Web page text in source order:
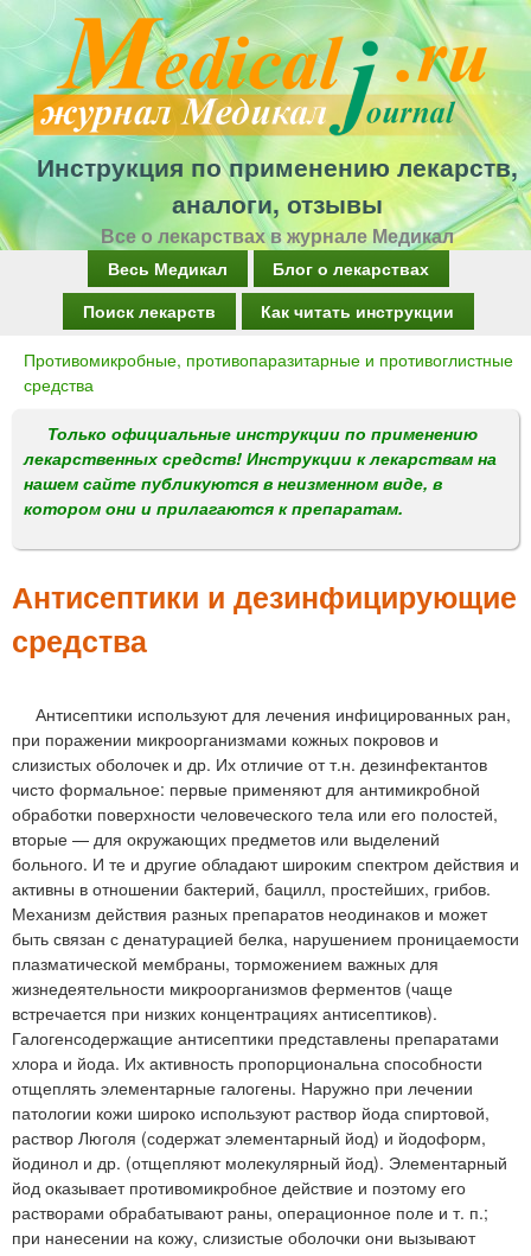
Перейти
к
основному
содержанию
Инструкция по применению лекарств,
аналоги, отзывы
Все о лекарствах в журнале Медикал
а
в
о
е
н
ю
Весь Медикал
Блог о лекарствах
Поиск лекарств
Как читать инструкции
Вы
Противомикробные, противопаразитарные и противоглистные
средства
Только официальные инструкции по применению
лекарственных средств! Инструкции к лекарствам на
нашем сайте публикуются в неизменном виде, в
котором они и прилагаются к препаратам.
Антисептики и дезинфицирующие
средства
Антисептики используют для лечения инфицированных ран,
при поражении микроорганизмами кожных покровов и
слизистых оболочек и др. Их отличие от т.н. дезинфектантов
чисто формальное: первые применяют для антимикробной
обработки поверхности человеческого тела или его полостей,
вторые — для окружающих предметов или выделений
больного. И те и другие обладают широким спектром действия и
активны в отношении бактерий, бацилл, простейших, грибов.
Механизм действия разных препаратов неодинаков и может
быть связан с денатурацией белка, нарушением проницаемости
плазматической мембраны, торможением важных для
жизнедеятельности микроорганизмов ферментов (чаще
встречается при низких концентрациях антисептиков).
Галогенсодержащие антисептики представлены препаратами
хлора и йода. Их активность пропорциональна способности
отщеплять элементарные галогены. Наружно при лечении
патологии кожи широко используют раствор йода спиртовой,
раствор Люголя (содержат элементарный йод) и йодоформ,
йодинол и др. (отщепляют молекулярный йод). Элементарный
йод оказывает противомикробное действие и поэтому его
растворами обрабатывают раны, операционное поле и т. п.;
при нанесении на кожу, слизистые оболочки они вызывают